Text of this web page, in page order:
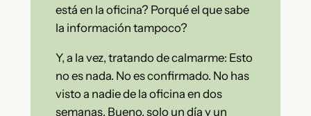
está en la oficina? Porqué el que sabe
la información tampoco?
Y, a la vez, tratando de calmarme: Esto
no es nada. No es confirmado. No has
visto a nadie de la oficina en dos
semanas. Bueno, solo un día y un